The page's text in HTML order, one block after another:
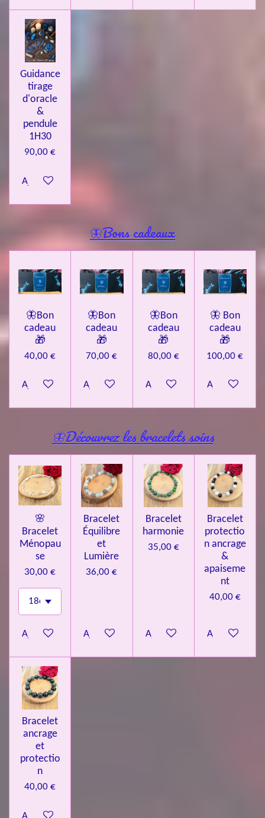
Guidance
tirage
d'oracle
&
pendule
1H30
90,00 €
Ajouter au panier
🦋Bons cadeaux
🦋Bon
cadeau
🎁
40,00 €
Ajouter au panier
🦋Bon
cadeau
🎁
70,00 €
Ajouter au panier
🦋Bon
cadeau
🎁
80,00 €
Ajouter au panier
🦋 Bon
cadeau
🎁
100,00 €
Ajouter au
🦋Découvrez les bracelets soins
🌸
Bracelet
Ménopau
se
30,00 €
Ajouter au panier
Bracelet
Équilibre
et
Lumière
36,00 €
Ajouter au panier
Bracelet
harmonie
35,00 €
Ajouter au panier
Bracelet
protectio
n ancrage
&
apaiseme
nt
40,00 €
Ajouter au
Bracelet
ancrage
et
protectio
n
40,00 €